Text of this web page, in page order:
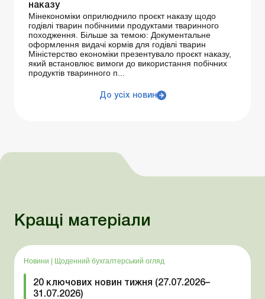
наказу
Мінекономіки оприлюднило проєкт наказу щодо
годівлі тварин побічними продуктами тваринного
походження. Більше за темою: Документальне
оформлення видачі кормів для годівлі тварин
Міністерство економіки презентувало проєкт наказу,
який встановлює вимоги до використання побічних
продуктів тваринного п...
До усіх новин
Кращі матеріали
Новини Щоденний бухгалтерський огляд
20 ключових новин тижня (27.07.2026–
31.07.2026)